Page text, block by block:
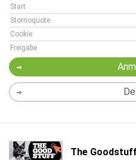
Start
Stornoquote
Cookie
Freigabe
The